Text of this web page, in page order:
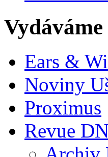
Vydáváme
Ears &
Noviny
Proximus
Revue